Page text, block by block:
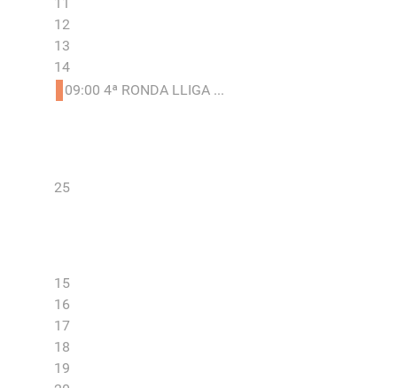
12
13
14
09:00 4ª RONDA LLIGA ...
25
15
16
17
18
19